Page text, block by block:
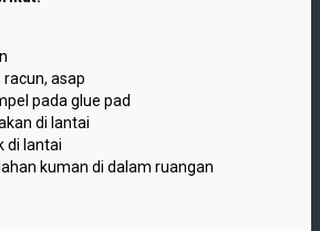
racun, asap
pada glue pad
di lantai
di lantai
kuman di dalam ruangan